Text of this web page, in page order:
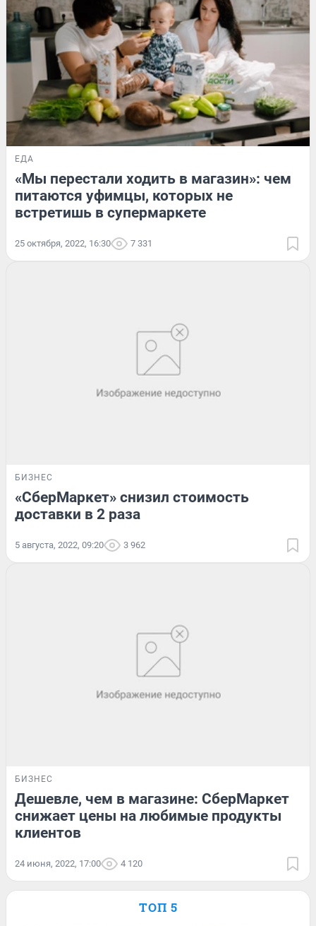
ЕДА
«Мы перестали ходить в магазин»: чем
питаются уфимцы, которых не
встретишь в супермаркете
25 октября, 2022, 16:30 7 331
БИЗНЕС
«СберМаркет» снизил стоимость
доставки в 2 раза
5 августа, 2022, 09:20 3 962
БИЗНЕС
Дешевле, чем в магазине: СберМаркет
снижает цены на любимые продукты
клиентов
24 июня, 2022, 17:00 4 120
ТОП 5